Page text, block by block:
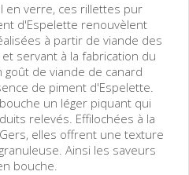
en verre, ces rillettes pur
d'Espelette renouvèlent
à partir de viande des
servant à la fabrication du
de viande de canard
de piment d'Espelette.
un léger piquant qui
relevés. Effilochées à la
elles offrent une texture
Ainsi les saveurs
bouche.